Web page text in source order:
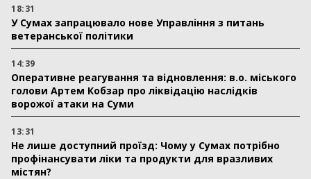
18:31
У Сумах запрацювало нове Управління з питань
ветеранської політики
14:39
Оперативне реагування та відновлення: в.о. міського
голови Артем Кобзар про ліквідацію наслідків
ворожої атаки на Суми
13:31
Не лише доступний проїзд: Чому у Сумах потрібно
профінансувати ліки та продукти для вразливих
містян?